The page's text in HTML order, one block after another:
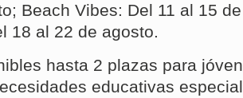
Beach Vibes: Del 11 al 15
18 al 22 de agosto.
hasta 2 plazas para
educativas